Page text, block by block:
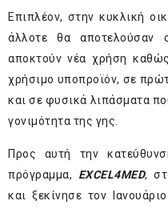
Επιπλέον, στην κυκλική
άλλοτε θα αποτελούσαν
αποκτούν νέα χρήση
χρήσιμο υποπροϊόν, σε
και σε φυσικά λιπάσματα
γονιμότητα της γης.
Προς αυτή την
πρόγραμμα, EXCEL4MED,
και ξεκίνησε τον